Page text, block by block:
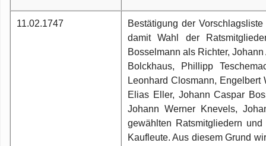
11.02.1747
Bestätigung der
damit Wahl der
Bosselmann als Richter,
Bolckhaus, Phillipp
Leonhard Closmann,
Elias Eller, Johann Caspar
Johann Werner Knevels,
gewählten Ratsmitgliedern
Kaufleute. Aus diesem Grund